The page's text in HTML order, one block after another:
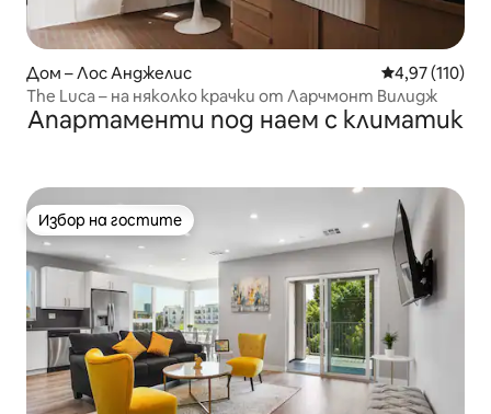
Дом – Лос Анджелис Средна
4,97 (110)
The Luca – на няколко крачки от Ларчмонт Вилидж
Апартаменти под наем с климатик
Избор на гостите
Избор на гостите